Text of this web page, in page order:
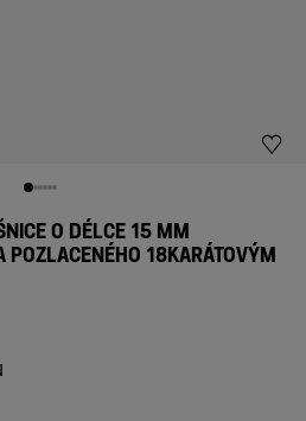
O DÉLCE 15 MM
POZLACENÉHO 18KARÁTOVÝM